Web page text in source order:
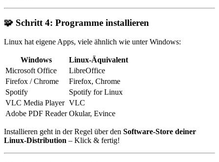
🧩 Schritt 4: Programme installieren
Linux hat eigene Apps, viele ähnlich wie unter Windows:
Windows
Linux-Äquivalent
Microsoft Office
LibreOffice
Firefox / Chrome
Firefox, Chrome
Spotify
Spotify for Linux
VLC Media Player VLC
Adobe PDF Reader Okular, Evince
Installieren geht in der Regel über den Software-Store deiner
Linux-Distribution – Klick & fertig!